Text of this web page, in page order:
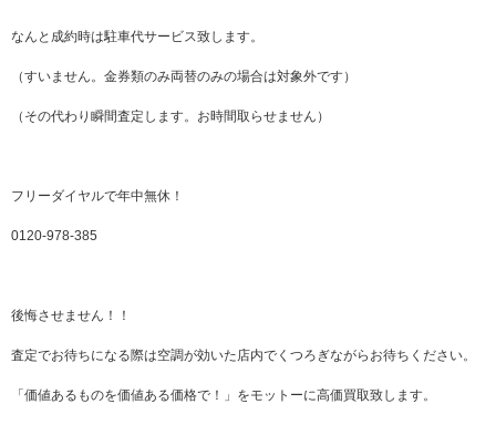
なんと成約時は駐車代サービス致します。
（すいません。金券類のみ両替のみの場合は対象外です）
（その代わり瞬間査定します。お時間取らせません）
フリーダイヤルで年中無休！
0120-978-385
後悔させません！！
査定でお待ちになる際は空調が効いた店内でくつろぎながらお待ちください。
「価値あるものを価値ある価格で！」をモットーに高価買取致します。